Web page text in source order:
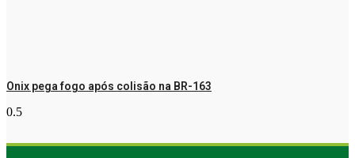
Onix pega fogo após colisão na BR-163